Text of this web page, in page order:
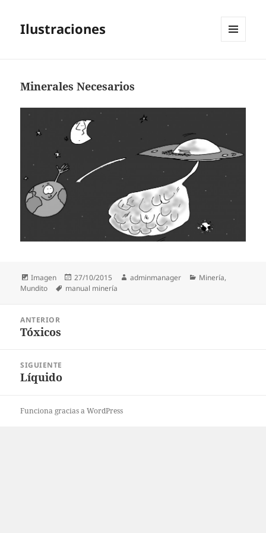
Ilustraciones
Minerales Necesarios
Formato
Imagen
Publicado
el
27/10/2015 Autor
adminmanager Categorías
Minería,
Mundito
Etiquetas
manual minería
entradas
ANTERIOR
Entrada
Tóxicos
SIGUIENTE
Entrada
Líquido
Funciona gracias a WordPress